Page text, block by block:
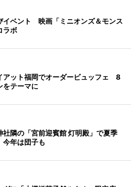
イベント 映画「ミニオンズ＆モンス
ラボ
アット福岡でオーダービュッフェ 8
をテーマに
社隣の「宮前迎賓館 灯明殿」で夏季
年は団子も